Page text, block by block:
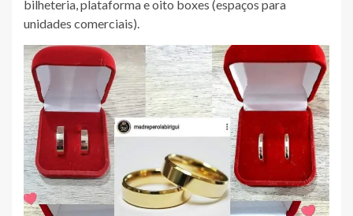
bilheteria, plataforma e oito boxes (espaços para
unidades comerciais).